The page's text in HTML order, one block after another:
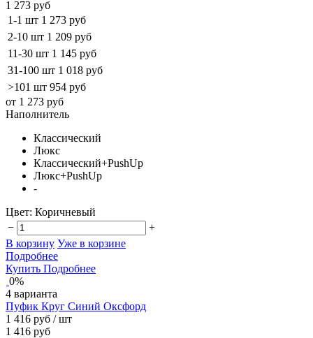
1 273 руб
1-1 шт 1 273 руб
2-10 шт 1 209 руб
11-30 шт 1 145 руб
31-100 шт 1 018 руб
>101 шт 954 руб
от 1 273 руб
Наполнитель
Классический
Люкс
Классический+PushUp
Люкс+PushUp
-
Цвет: Коричневый
−
+
В корзину Уже в корзине
Подробнее
Купить Подробнее
0%
4 варианта
Пуфик Круг Синий Оксфорд
1 416 руб / шт
1 416 руб